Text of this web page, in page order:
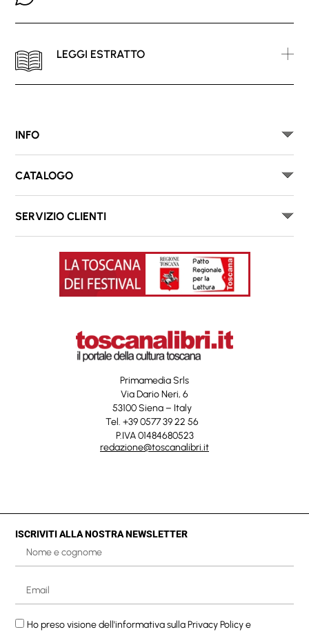
LEGGI ESTRATTO
INFO
CATALOGO
SERVIZIO CLIENTI
Primamedia Srls
Via Dario Neri, 6
53100 Siena – Italy
Tel. +39 0577 39 22 56
P.IVA 01484680523
redazione@toscanalibri.it
ISCRIVITI ALLA NOSTRA NEWSLETTER
Ho preso visione dell'informativa sullaPrivacy Policye